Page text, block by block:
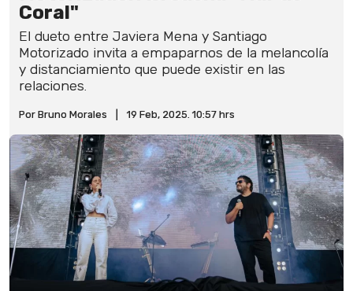
Coral"
El dueto entre Javiera Mena y Santiago
Motorizado invita a empaparnos de la melancolía
y distanciamiento que puede existir en las
relaciones.
Por Bruno Morales 19 Feb, 2025. 10:57 hrs